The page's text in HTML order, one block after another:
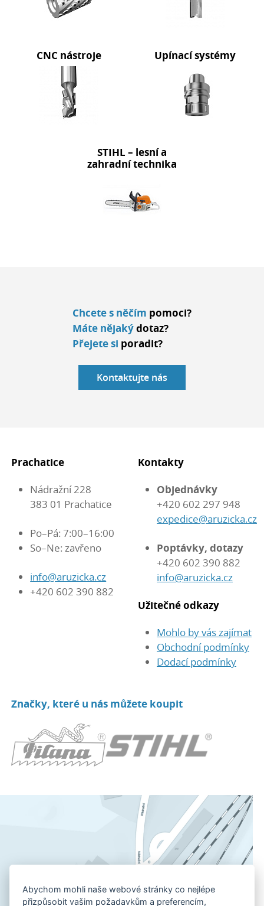
Abychom mohli naše webové stránky co nejlépe
přizpůsobit vašim požadavkům a preferencím,
CNC nástroje Upínací systémy
STIHL – lesní a
zahradní technika
Chcete s něčím pomoci?
Máte nějakýdotaz?
Přejete si poradit?
Kontaktujte nás
Prachatice
Nádražní 228
383 01 Prachatice
Po–Pá: 7:00–16:00
So–Ne: zavřeno
info@aruzicka.cz
+420 602 390 882
Kontakty
Objednávky
+420 602 297 948
expedice@aruzicka.cz
Poptávky, dotazy
+420 602 390 882
info@aruzicka.cz
Užitečné odkazy
Mohlo by vás zajímat
Obchodní podmínky
Dodací podmínky
Značky, které u nás můžete koupit